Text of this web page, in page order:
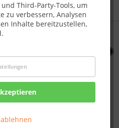
Third-Party-Tools, um
zu verbessern, Analysen
Inhalte bereitzustellen,
#N330-0020-SER